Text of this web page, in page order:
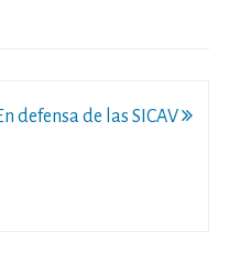
defensa de las SICAV